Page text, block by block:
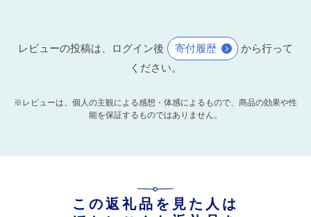
レビューの投稿は、ログイン後 寄付履歴
から行って
ください。
※レビューは、個人の主観による感想・体感によるもので、商品の効果や性
能を保証するものではありません。
この返礼品を見た人は